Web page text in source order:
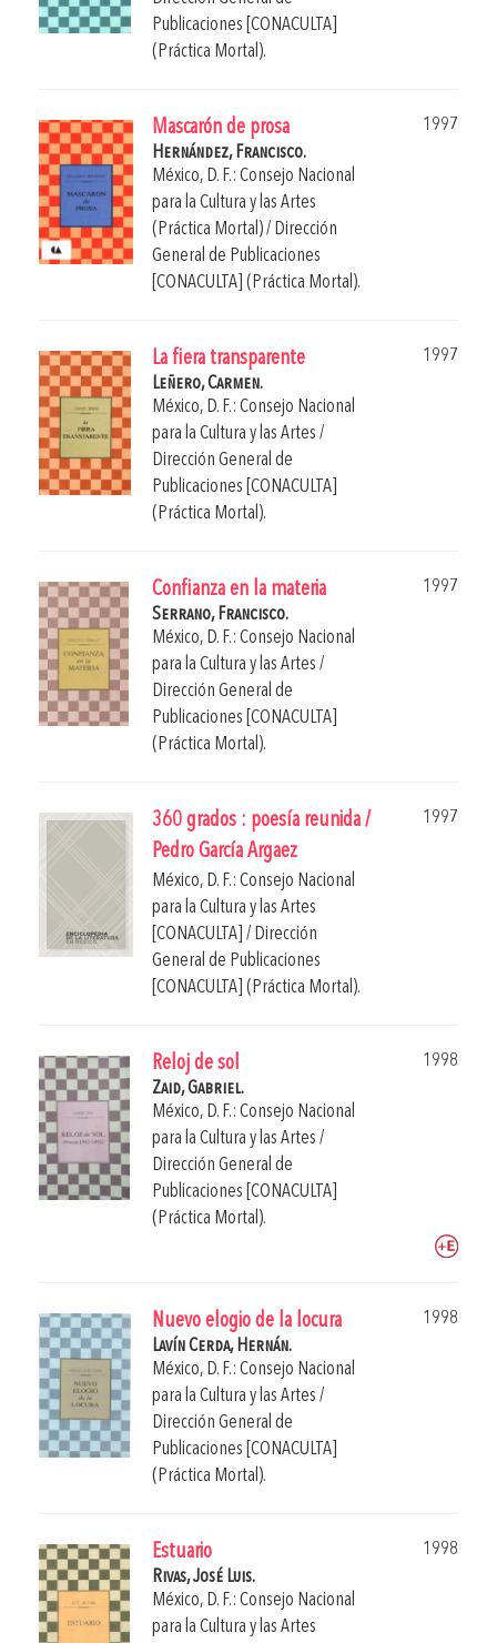
Publicaciones [CONACULTA]
(Práctica Mortal).
Mascarón de prosa
1997
Hernández, Francisco.
México, D. F.: Consejo Nacional
para la Cultura y las Artes
(Práctica Mortal) / Dirección
General de Publicaciones
[CONACULTA] (Práctica Mortal).
La fiera transparente
1997
Leñero, Carmen.
México, D. F.: Consejo Nacional
para la Cultura y las Artes /
Dirección General de
Publicaciones [CONACULTA]
(Práctica Mortal).
Confianza en la materia
1997
Serrano, Francisco.
México, D. F.: Consejo Nacional
para la Cultura y las Artes /
Dirección General de
Publicaciones [CONACULTA]
(Práctica Mortal).
360 grados : poesía reunida /
Pedro García Argaez
1997
México, D. F.: Consejo Nacional
para la Cultura y las Artes
[CONACULTA] / Dirección
General de Publicaciones
[CONACULTA] (Práctica Mortal).
Reloj de sol
1998
Zaid, Gabriel.
México, D. F.: Consejo Nacional
para la Cultura y las Artes /
Dirección General de
Publicaciones [CONACULTA]
(Práctica Mortal).
Nuevo elogio de la locura
1998
Lavín Cerda, Hernán.
México, D. F.: Consejo Nacional
para la Cultura y las Artes /
Dirección General de
Publicaciones [CONACULTA]
(Práctica Mortal).
Estuario
1998
Rivas, José Luis.
México, D. F.: Consejo Nacional
para la Cultura y las Artes